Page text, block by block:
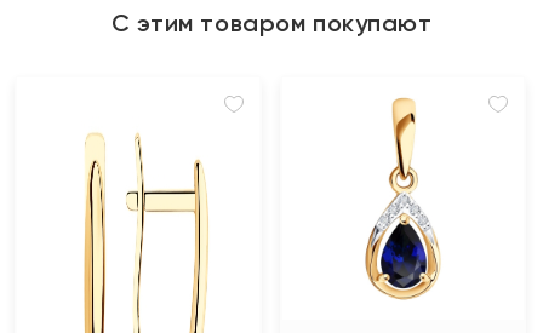
С этим товаром покупают